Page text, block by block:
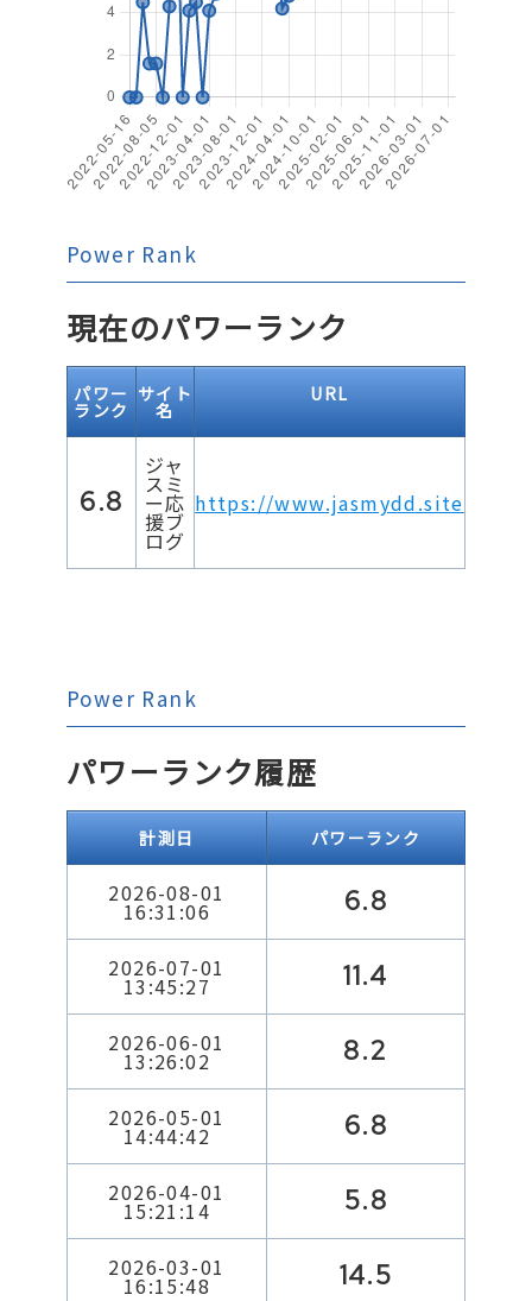
Power Rank
現在のパワーランク
パワー
ランク
サイト
名
URL
6.8
ジャ
スミ
ー応
援ブ
ログ
https://www.jasmydd.site
Power Rank
パワーランク履歴
計測日 パワーランク
2026-08-01
16:31:06 6.8
2026-07-01
13:45:27 11.4
2026-06-01
13:26:02 8.2
2026-05-01
14:44:42 6.8
2026-04-01
15:21:14 5.8
2026-03-01
16:15:48 14.5